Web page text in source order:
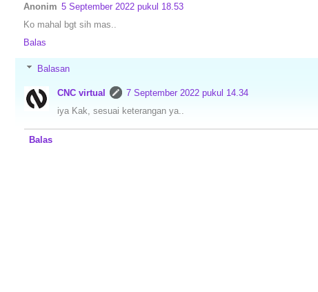
Anonim 5 September 2022 pukul 18.53
Ko mahal bgt sih mas..
Balas
Balasan
CNC virtual
7 September 2022 pukul 14.34
iya Kak, sesuai keterangan ya..
Balas